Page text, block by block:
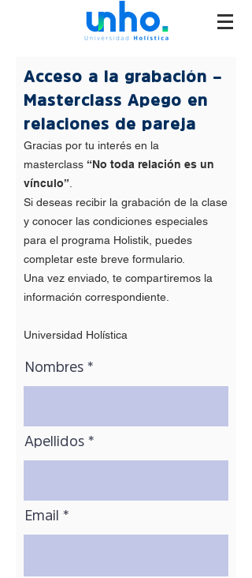
Acceso a la grabación –
Masterclass Apego en
relaciones de pareja
Gracias por tu interés en la
masterclass “No toda relación es un
vínculo”
Si deseas recibir la grabación de la clase
y conocer las condiciones especiales
para el programa Holistik, puedes
completar este breve formulario.
Una vez enviado, te compartiremos la
información correspondiente.
Universidad Holística
Nombres
Apellidos
Email